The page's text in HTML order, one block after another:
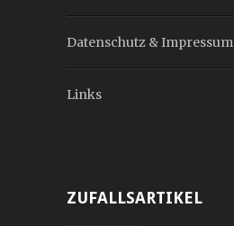
Datenschutz & Impressum
Links
ZUFALLSARTIKEL